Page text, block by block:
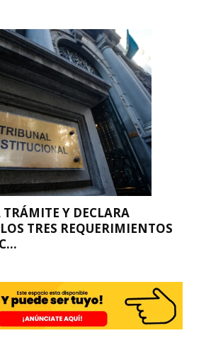
Y DECLARA
TRES REQUERIMIENTOS